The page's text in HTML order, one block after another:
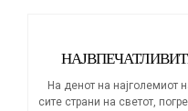
На денот на најголемиот
сите страни на светот,